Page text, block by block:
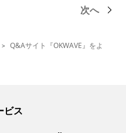
次へ
> Q&Aサイト『OKWAVE』をよ
ビス